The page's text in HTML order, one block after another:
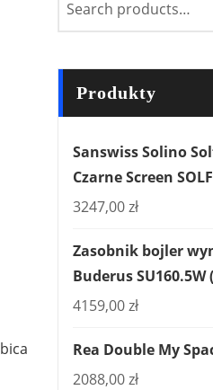
Produkty
Sanswiss Solino
Czarne Screen
3247,00zł
Zasobnik bojler
Buderus SU160.5W
4159,00zł
Rea Double My
2088,00zł